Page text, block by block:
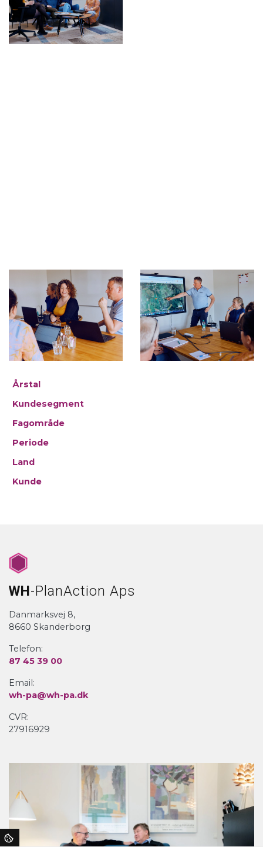
Årstal
Kundesegment
Fagområde
Periode
Land
Kunde
WH-PlanAction Aps
Danmarksvej 8,
8660 Skanderborg
Telefon:
87 45 39 00
Email:
wh-pa@wh-pa.dk
CVR:
27916929